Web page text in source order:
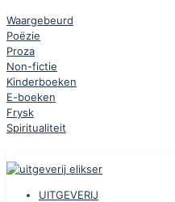
Waargebeurd
Poëzie
Proza
Non-fictie
Kinderboeken
E-boeken
Frysk
Spiritualiteit
UITGEVERIJ